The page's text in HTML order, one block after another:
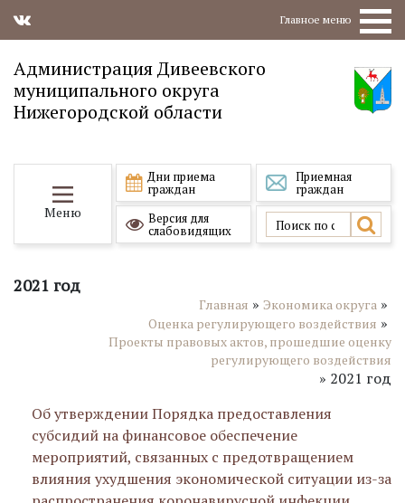
Главное меню
Администрация Дивеевского
муниципального округа
Нижегородской области
Меню
Дни приема
граждан
Приемная
граждан
Версия для
слабовидящих
2021 год
Главная » Экономика округа »
Оценка регулирующего воздействия »
Проекты правовых актов, прошедшие оценку
регулирующего воздействия
» 2021 год
Об утверждении Порядка предоставления
субсидий на финансовое обеспечение
мероприятий, связанных с предотвращением
влияния ухудшения экономической ситуации из-за